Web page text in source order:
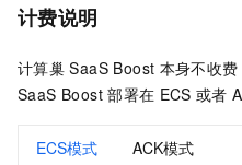
计费说明
计算巢 SaaS Boost 本身不收
SaaS Boost 部署在 ECS 或者
ECS模式 ACK模式